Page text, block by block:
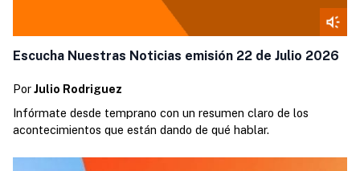
Escucha Nuestras Noticias emisión 22 de Julio 2026
Por Julio Rodriguez
Infórmate desde temprano con un resumen claro de los
acontecimientos que están dando de qué hablar.